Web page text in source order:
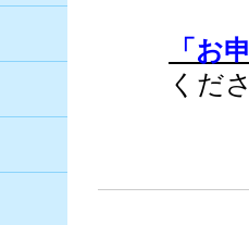
「お
くだ